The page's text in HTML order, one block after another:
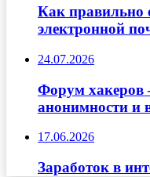
Как правильно
электронной
24.07.2026
Форум хакеров
анонимности и
17.06.2026
Заработок в